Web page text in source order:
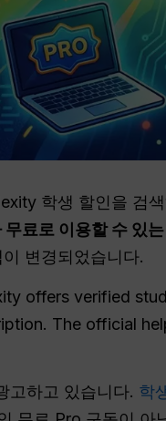
학생 할인을 검
무료로 이용할 수 있
변경되었습니다.
offers verified
The official
고하고 있습니다. 학